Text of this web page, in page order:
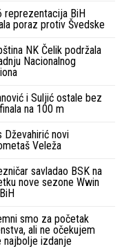
reprezentacija BiH
poraz protiv Švedske
NK Čelik podržala
Nacionalnog
i Suljić ostale bez
na 100 m
Dževahirić novi
Veleža
savladao BSK na
nove sezone Wwin
smo za početak
ali ne očekujem
najbolje izdanje